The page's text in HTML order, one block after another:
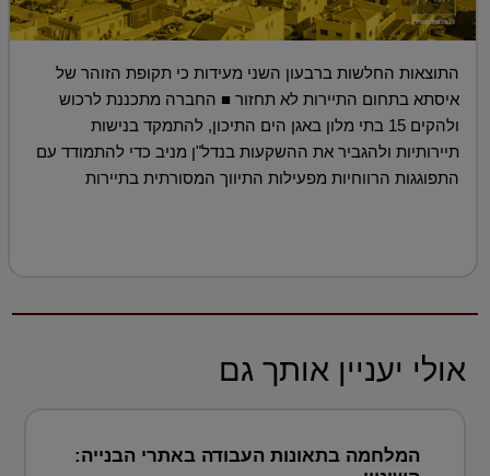
התוצאות החלשות ברבעון השני מעידות כי תקופת הזוהר של
איסתא בתחום התיירות לא תחזור ■ החברה מתכננת לרכוש
ולהקים 15 בתי מלון באגן הים התיכון, להתמקד בנישות
תיירותיות ולהגביר את ההשקעות בנדל"ן מניב כדי להתמודד עם
התפוגגות הרווחיות מפעילות התיווך המסורתית בתיירות
אולי יעניין אותך גם
המלחמה בתאונות העבודה באתרי הבנייה: